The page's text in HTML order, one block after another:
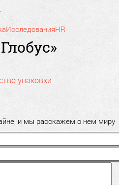
ИсследованияHR
упаковки
и мы расскажем о нем миру